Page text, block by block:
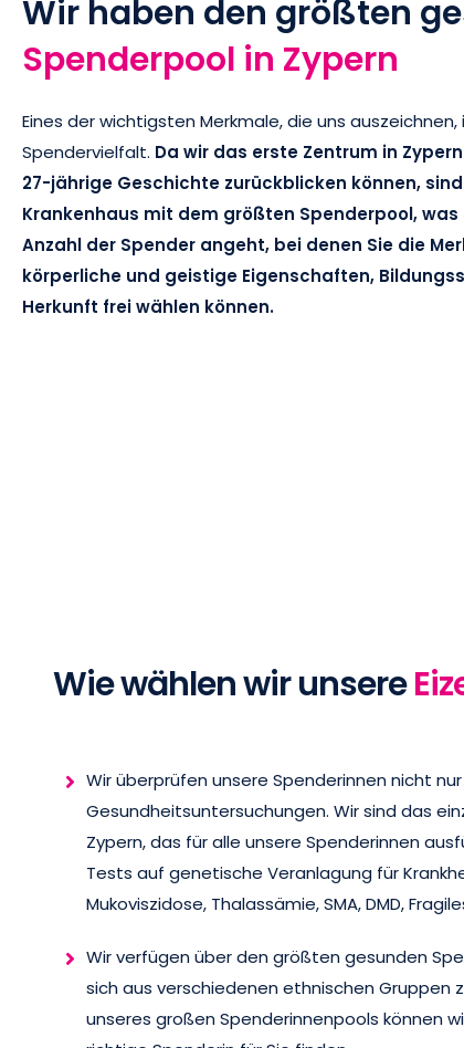
Wir haben den größten
Spenderpool in Zypern
Eines der wichtigsten Merkmale, die uns auszeichnen,
Spendervielfalt. Da wir das erste Zentrum in
27-jährige Geschichte zurückblicken können,
Krankenhaus mit dem größten Spenderpool,
Anzahl der Spender angeht, bei denen Sie die
körperliche und geistige Eigenschaften,
Herkunft frei wählen können.
Wie wählen wir unsere
Wir überprüfen unsere Spenderinnen nicht
Gesundheitsuntersuchungen. Wir sind das
Zypern, das für alle unsere Spenderinnen
Tests auf genetische Veranlagung für
Mukoviszidose, Thalassämie, SMA, DMD,
Wir verfügen über den größten gesunden
sich aus verschiedenen ethnischen Gruppen
unseres großen Spenderinnenpools können